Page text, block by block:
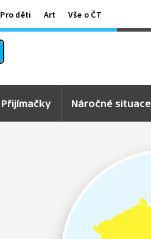
Pro děti Art Vše o ČT
Přijímačky Náročné situace